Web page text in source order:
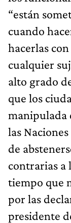
“están
cuando
hacerlas
cualquier
alto grado
que los
manipulada
las
de
contrarias a
tiempo que
por las
presidente